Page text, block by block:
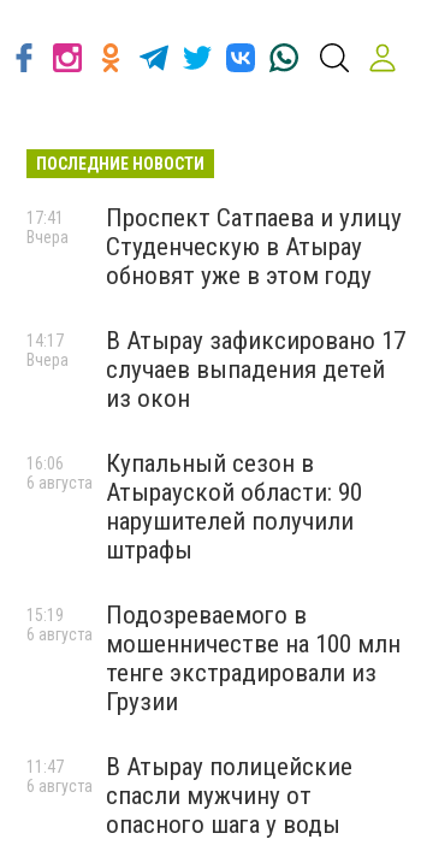
ПОСЛЕДНИЕ НОВОСТИ
Проспект Сатпаева и улицу
Студенческую в Атырау
обновят уже в этом году
17:41
Вчера
В Атырау зафиксировано 17
случаев выпадения детей
из окон
14:17
Вчера
Купальный сезон в
Атырауской области: 90
нарушителей получили
штрафы
16:06
6 августа
Подозреваемого в
мошенничестве на 100 млн
тенге экстрадировали из
Грузии
15:19
6 августа
В Атырау полицейские
спасли мужчину от
опасного шага у воды
11:47
6 августа